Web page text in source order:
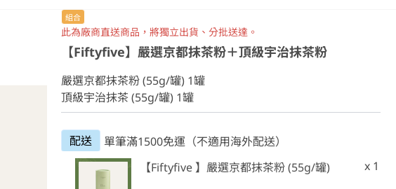
組合
此為廠商直送商品，將獨立出貨、分批送達。
【Fiftyfive】嚴選京都抹茶粉＋頂級宇治抹茶粉
嚴選京都抹茶粉 (55g/罐) 1罐
頂級宇治抹茶 (55g/罐) 1罐
配送
單筆滿1500免運（不適用海外配送）
【Fiftyfive 】嚴選京都抹茶粉 (55g/罐)
x 1